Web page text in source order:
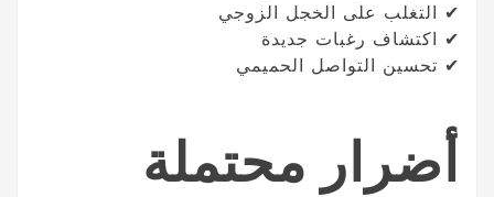
✔ التغلب على الخجل الزوجي
✔ اكتشاف رغبات جديدة
✔ تحسين التواصل الحميمي
أضرار محتملة